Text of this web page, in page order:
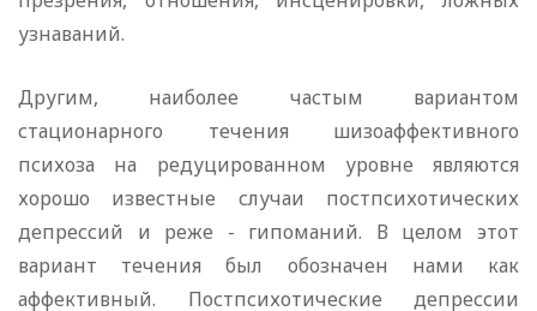
узнаваний.
Другим, наиболее частым вариантом
стационарного течения шизоаффективного
психоза на редуцированном уровне являются
хорошо известные случаи постпсихотических
депрессий и реже - гипоманий. В целом этот
вариант течения был обозначен нами как
аффективный. Постпсихотические депрессии